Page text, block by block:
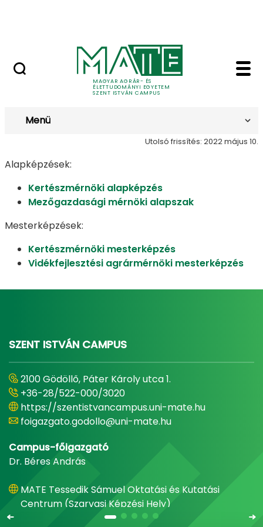
MAGYAR AGRÁR- ÉS
ÉLETTUDOMÁNYI EGYETEM
SZENT ISTVÁN CAMPUS
Zenta - Szent István
Zenta
Menü
Utolsó frissítés: 2022 május 10.
Alapképzések:
Kertészmérnöki alapképzés
Mezőgazdasági mérnöki alapszak
Mesterképzések:
Kertészmérnöki mesterképzés
Vidékfejlesztési agrármérnöki mesterképzés
SZENT ISTVÁN CAMPUS
2100 Gödöllő, Páter Károly utca 1.
+36-28/522-000/3020
https://szentistvancampus.uni-mate.hu
foigazgato.godollo@uni-mate.hu
Campus-főigazgató
Dr. Béres András
MATE Tessedik Sámuel Oktatási és Kutatási
Centrum (Szarvasi Képzési Hely)